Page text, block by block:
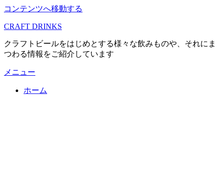
コンテンツへ移動する
CRAFT DRINKS
クラフトビールをはじめとする様々な飲みものや、それにま
つわる情報をご紹介しています
メニュー
ホーム